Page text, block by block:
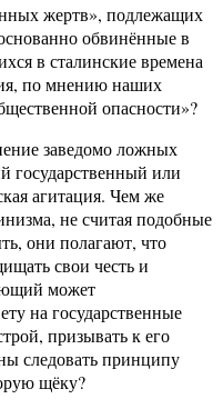
жертв», подлежащих
обвинённые в
в сталинские времена
по мнению наших
опасности»?
заведомо ложных
государственный или
агитация. Чем же
не считая подобные
они полагают, что
свои честь и
может
на государственные
призывать к его
следовать принципу
щёку?